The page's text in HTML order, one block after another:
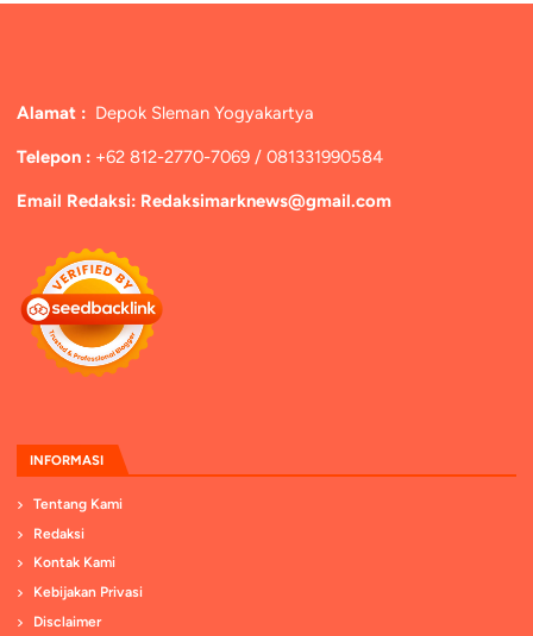
Alamat : Depok Sleman Yogyakartya
Telepon : +62 812-2770-7069 / 081331990584
Email Redaksi: Redaksimarknews@gmail.com
INFORMASI
Tentang Kami
Redaksi
Kontak Kami
Kebijakan Privasi
Disclaimer